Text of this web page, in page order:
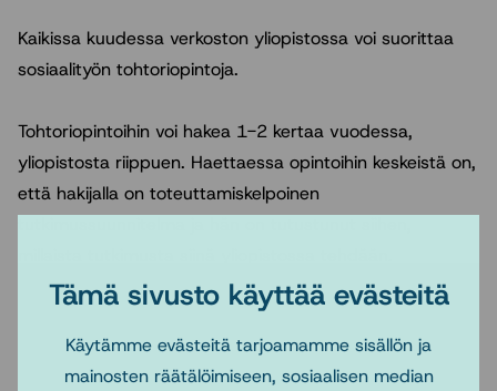
Tämä sivusto käyttää evästeitä
Käytämme evästeitä tarjoamamme sisällön ja
mainosten räätälöimiseen, sosiaalisen median
Kaikissa kuudessa verkoston yliopistossa voi suorittaa
sosiaalityön tohtoriopintoja.
Tohtoriopintoihin voi hakea 1-2 kertaa vuodessa,
yliopistosta riippuen. Haettaessa opintoihin keskeistä on,
että hakijalla on toteuttamiskelpoinen
Tutustu tohtorikoulutusyhteistyöhön ja
tapahtumiin